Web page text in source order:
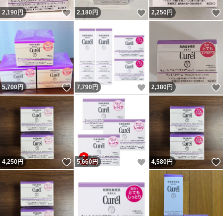
2,190円 いいね！
2,180円 いいね！
2,250円
5,700円 いいね！
7,790 円 いいね！
2,380円
4,250円 いいね！
5,660円 いいね！
4,580円